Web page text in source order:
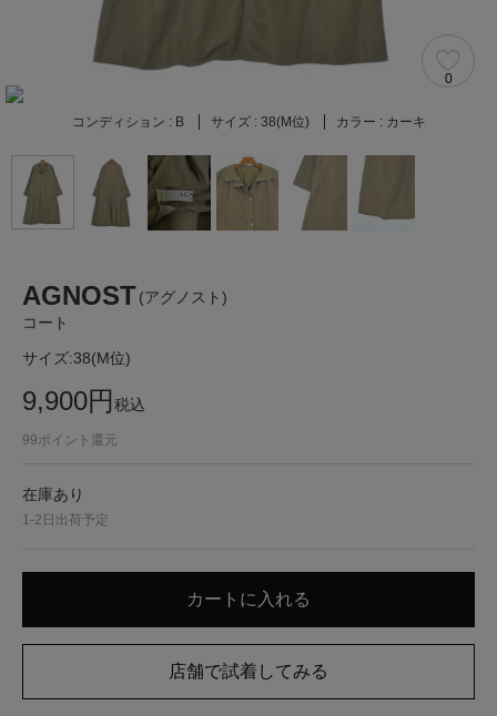
0
コンディション : B サイズ : 38(M位) カラー : カーキ
AGNOST(アグノスト)
コート
サイズ:38(M位)
9,900円税込
99ポイント還元
在庫あり
1-2日出荷予定